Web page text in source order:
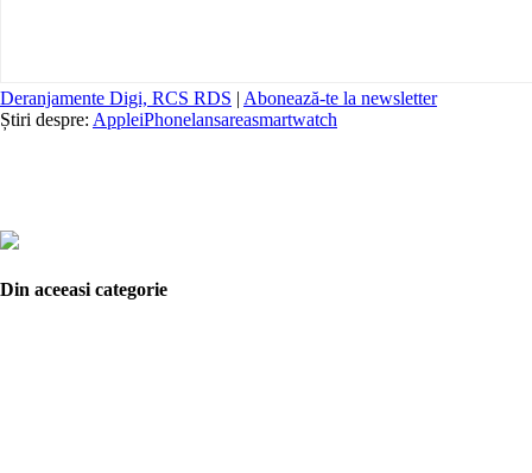
Deranjamente Digi, RCS RDS | Abonează-te la newsletter
Știri despre: AppleiPhonelansareasmartwatch
Din aceeasi categorie